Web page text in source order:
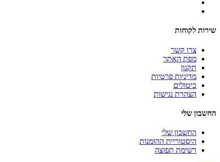
שירות לקוחות
צרו קשר
מפת האתר
תקנון
מדיניות פרטיות
ביטולים
הצהרת נגישות
החשבון שלי
החשבון שלי
היסטוריית ההזמנות
רשימת תפוצה